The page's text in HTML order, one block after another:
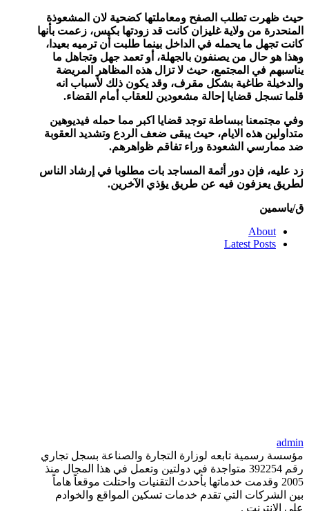
حيث ظهرت تطلب الصفح ومعاملتها كضحية لان المشعوذة
المنحدرة من ولاية غليزان كانت قد زودتها بكيس، زعمت بأنها
كانت تجهل ما يحمله في الداخل بينما طلبت أن ترميه بعيدا،
وهذا هو حال من يصنفون بالجهلة، أو تعمد جهل وتجاهل ما
يناسبهم في المجتمع، حيث لا تزال هذه المظاهر المريضة
والدخيلة طاغية بشكل مقرف، وقد يكون ذلك لأسباب انه
قلما تسجل قضايا إحالة مشعودين للعقاب أمام القضاء.
وفي مجتمعنا ببساطة توجد قضايا اكبر مما حمله فيديوهين
متداولين هذه الايام، حيث يبقى ضعف الردع وتشديد العقوبة
ضد ممارسي الشعودة وراء تفاقم ظواهرهم.
زد عليه، فإن دور أئمة المساجد بات مطلوبا في إرشاد الناس
لطريق يعزفون فيه عن طريق يؤذي الآخرين.
ق/ياسمين
About
Latest Posts
admin
مؤسسة رسمية تابعه لوزارة التجارة والصناعة بسجل تجاري
رقم 392254 متواجدة في دولتين وتعمل في هذا المجال منذ
2005 وقدمت خدماتها بأحدث التقنيات واحتلت موقعاً هاماً
بين الشركات التي تقدم خدمات تسكين المواقع والخوادم
على الانترنت .